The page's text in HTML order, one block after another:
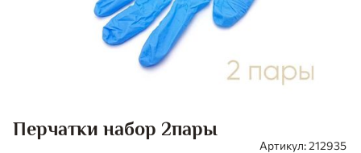
Перчатки набор 2пары
Артикул: 212935